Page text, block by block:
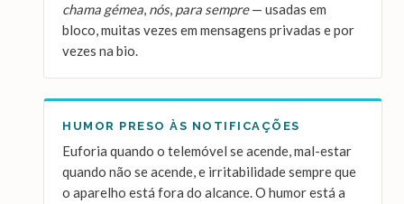
chama gémea, nós, para sempre— usadas em
bloco, muitas vezes em mensagens privadas e por
vezes na bio.
HUMOR PRESO ÀS NOTIFICAÇÕES
Euforia quando o telemóvel se acende, mal-estar
quando não se acende, e irritabilidade sempre que
o aparelho está fora do alcance. O humor está a